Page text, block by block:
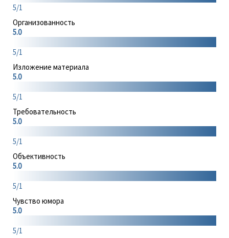
5/1
Организованность
5.0
5/1
Изложение материала
5.0
5/1
Требовательность
5.0
5/1
Объективность
5.0
5/1
Чувство юмора
5.0
5/1